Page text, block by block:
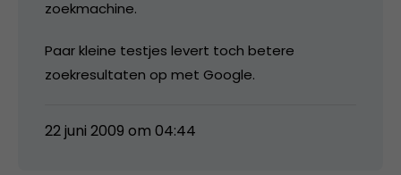
zoekmachine.
Paar kleine testjes levert toch betere
zoekresultaten op met Google.
22 juni 2009 om 04:44